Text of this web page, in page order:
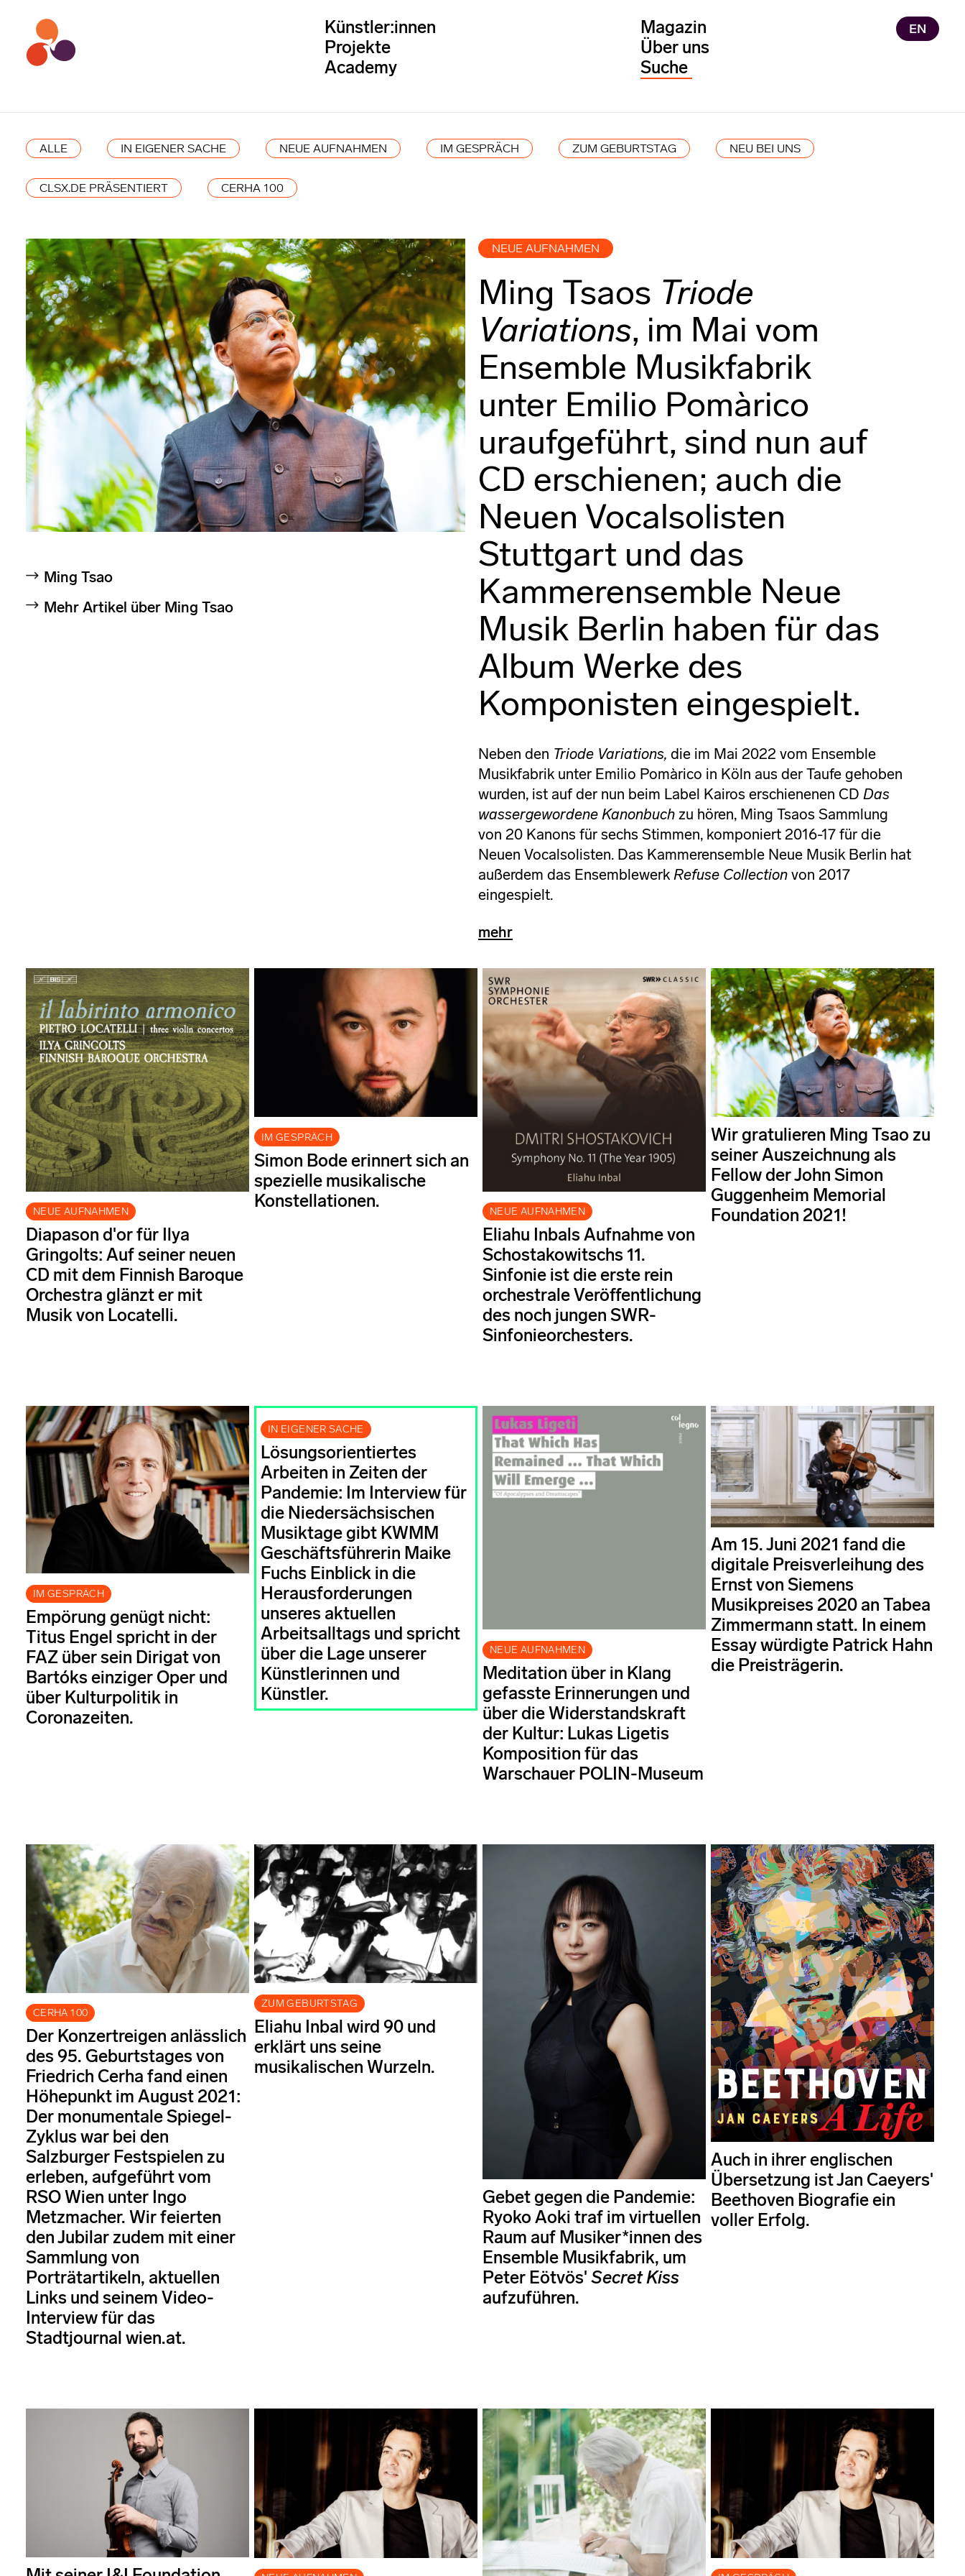
Künstler:innen
Projekte
Academy
Magazin
Über uns
EN
ALLE IN EIGENER SACHE NEUE AUFNAHMEN IM GESPRÄCH ZUM GEBURTSTAG NEU BEI UNS
CLSX.DE PRÄSENTIERT CERHA 100
Ming Tsao
Mehr Artikel über Ming Tsao
NEUE AUFNAHMEN
Ming Tsaos Triode
Variations, im Mai vom
Ensemble Musikfabrik
unter Emilio Pomàrico
uraufgeführt, sind nun auf
CD erschienen; auch die
Neuen Vocalsolisten
Stuttgart und das
Kammerensemble Neue
Musik Berlin haben für das
Album Werke des
Komponisten eingespielt.
Neben den Triode Variations, die im Mai 2022 vom Ensemble
Musikfabrik unter Emilio Pomàrico in Köln aus der Taufe gehoben
wurden, ist auf der nun beim Label Kairos erschienenen CD Das
wassergewordene Kanonbuch zu hören, Ming Tsaos Sammlung
von 20 Kanons für sechs Stimmen, komponiert 2016-17 für die
Neuen Vocalsolisten. Das Kammerensemble Neue Musik Berlin hat
außerdem das Ensemblewerk Refuse Collection von 2017
eingespielt.
mehr
NEUE AUFNAHMEN
Diapason d'or für Ilya
Gringolts: Auf seiner neuen
CD mit dem Finnish Baroque
Orchestra glänzt er mit
Musik von Locatelli.
IM GESPRÄCH
Simon Bode erinnert sich an
spezielle musikalische
Konstellationen.
NEUE AUFNAHMEN
Eliahu Inbals Aufnahme von
Schostakowitschs 11.
Sinfonie ist die erste rein
orchestrale Veröffentlichung
des noch jungen SWR-
Sinfonieorchesters.
Wir gratulieren Ming Tsao zu
seiner Auszeichnung als
Fellow der John Simon
Guggenheim Memorial
Foundation 2021!
IM GESPRÄCH
Empörung genügt nicht:
Titus Engel spricht in der
FAZ über sein Dirigat von
Bartóks einziger Oper und
über Kulturpolitik in
Coronazeiten.
IN EIGENER SACHE
Lösungsorientiertes
Arbeiten in Zeiten der
Pandemie: Im Interview für
die Niedersächsischen
Musiktage gibt KWMM
Geschäftsführerin Maike
Fuchs Einblick in die
Herausforderungen
unseres aktuellen
Arbeitsalltags und spricht
über die Lage unserer
Künstlerinnen und
Künstler.
NEUE AUFNAHMEN
Meditation über in Klang
gefasste Erinnerungen und
über die Widerstandskraft
der Kultur: Lukas Ligetis
Komposition für das
Warschauer POLIN-Museum
Am 15. Juni 2021 fand die
digitale Preisverleihung des
Ernst von Siemens
Musikpreises 2020 an Tabea
Zimmermann statt. In einem
Essay würdigte Patrick Hahn
die Preisträgerin.
CERHA 100
Der Konzertreigen anlässlich
des 95. Geburtstages von
Friedrich Cerha fand einen
Höhepunkt im August 2021:
Der monumentale Spiegel-
Zyklus war bei den
Salzburger Festspielen zu
erleben, aufgeführt vom
RSO Wien unter Ingo
Metzmacher. Wir feierten
den Jubilar zudem mit einer
Sammlung von
Porträtartikeln, aktuellen
Links und seinem Video-
Interview für das
Stadtjournal wien.at.
ZUM GEBURTSTAG
Eliahu Inbal wird 90 und
erklärt uns seine
musikalischen Wurzeln.
Gebet gegen die Pandemie:
Ryoko Aoki traf im virtuellen
Raum auf Musiker*innen des
Ensemble Musikfabrik, um
Peter Eötvös' Secret Kiss
aufzuführen.
Auch in ihrer englischen
Übersetzung ist Jan Caeyers'
Beethoven Biografie ein
voller Erfolg.